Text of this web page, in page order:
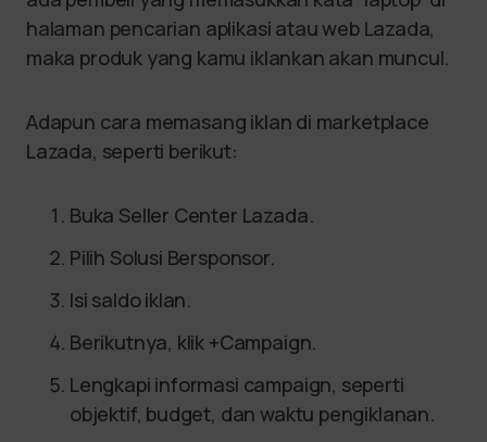
halaman pencarian aplikasi atau web Lazada,
maka produk yang kamu iklankan akan muncul.
Adapun cara memasang iklan di marketplace
Lazada, seperti berikut:
Buka Seller Center Lazada.
Pilih Solusi Bersponsor.
Isi saldo iklan.
Berikutnya, klik +Campaign.
Lengkapi informasi campaign, seperti
objektif, budget, dan waktu pengiklanan.